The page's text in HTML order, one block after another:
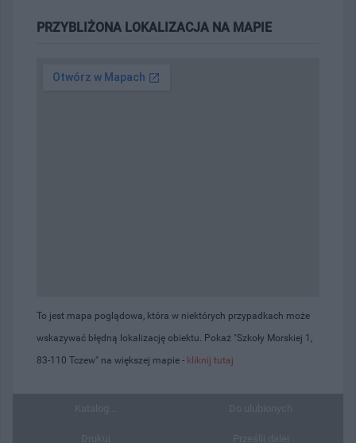
PRZYBLIŻONA LOKALIZACJA NA MAPIE
To jest mapa poglądowa, która w niektórych przypadkach może
wskazywać błędną lokalizację obiektu. Pokaż "Szkoły Morskiej 1,
83-110 Tczew" na większej mapie - kliknij tutaj